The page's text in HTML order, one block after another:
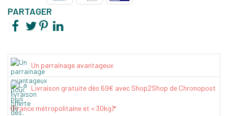
PARTAGER
Un parrainage avantageux
Livraison gratuite dès 69€ avec Shop2Shop de Chronopost
(France métropolitaine et < 30kg)*